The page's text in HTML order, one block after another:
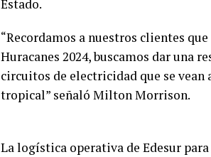
Estado.
“Recordamos a nuestros clientes
Huracanes 2024, buscamos dar una
circuitos de electricidad que se
tropical” señaló Milton Morrison.
La logística operativa de Edesur